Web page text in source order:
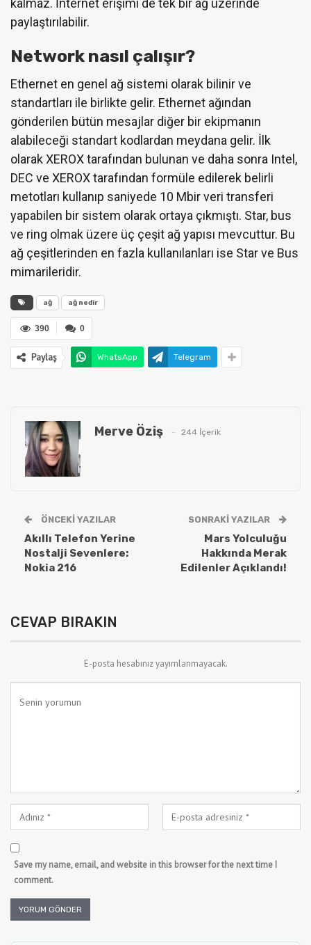
paylaştırılabilir.
Network nasıl çalışır?
Ethernet en genel ağ sistemi olarak bilinir ve
standartları ile birlikte gelir. Ethernet ağından
gönderilen bütün mesajlar diğer bir ekipmanın
alabileceği standart kodlardan meydana gelir. İlk
olarak XEROX tarafından bulunan ve daha sonra Intel,
DEC ve XEROX tarafından formüle edilerek belirli
metotları kullanıp saniyede 10 Mbir veri transferi
yapabilen bir sistem olarak ortaya çıkmıştı. Star, bus
ve ring olmak üzere üç çeşit ağ yapısı mevcuttur. Bu
ağ çeşitlerinden en fazla kullanılanları ise Star ve Bus
mimarileridir.
ağ ağ nedir
0
390
Paylaş WhatsApp Telegram
Merve Öziş 244 İçerik
ÖNCEKI YAZILAR
Akıllı Telefon Yerine
Nostalji Sevenlere:
Nokia 216
SONRAKI YAZILAR
Mars Yolculuğu
Hakkında Merak
Edilenler Açıklandı!
CEVAP BIRAKIN
E-posta hesabınız yayımlanmayacak.
Save my name, email, and website in this browser for the next time I
comment.